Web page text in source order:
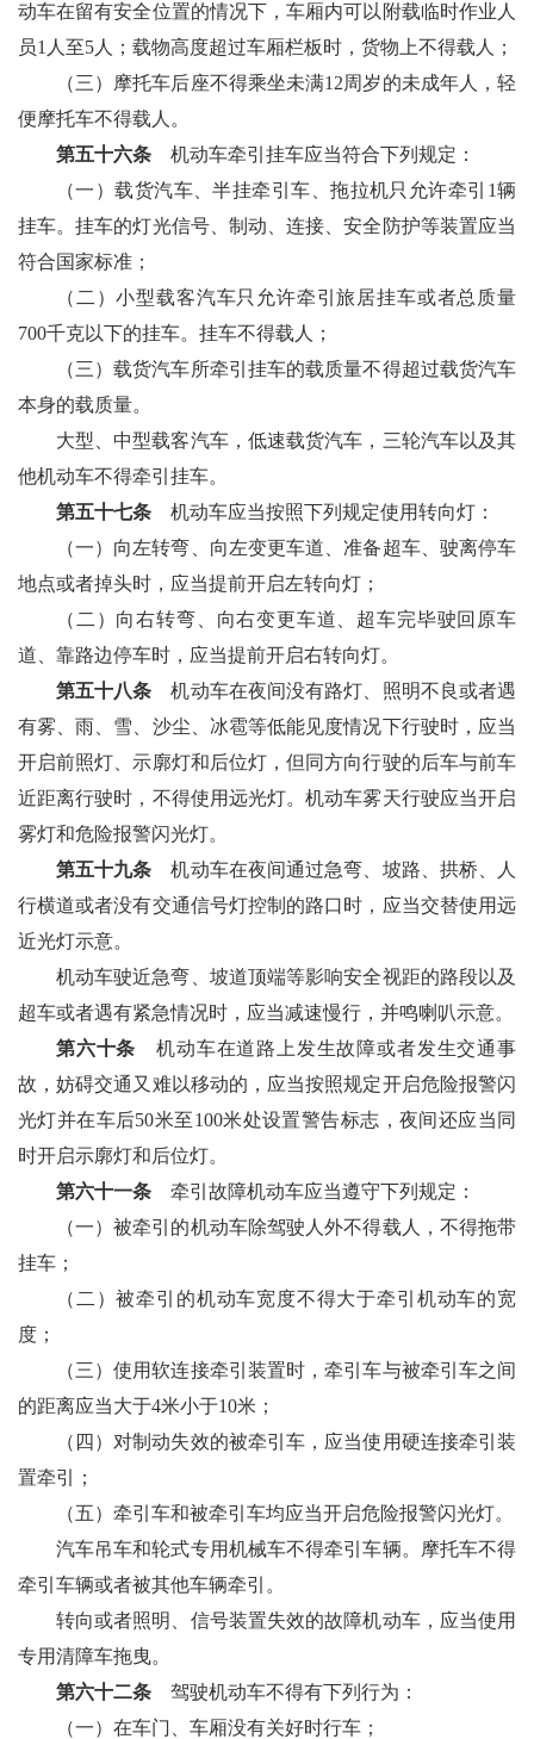
动车在留有安全位置的情况下，车厢内可以附载临时作业人
员1人至5人；载物高度超过车厢栏板时，货物上不得载人；
（三）摩托车后座不得乘坐未满12周岁的未成年人，轻
便摩托车不得载人。
第五十六条机动车牵引挂车应当符合下列规定：
（一）载货汽车、半挂牵引车、拖拉机只允许牵引1辆
挂车。挂车的灯光信号、制动、连接、安全防护等装置应当
符合国家标准；
（二）小型载客汽车只允许牵引旅居挂车或者总质量
700千克以下的挂车。挂车不得载人；
（三）载货汽车所牵引挂车的载质量不得超过载货汽车
本身的载质量。
大型、中型载客汽车，低速载货汽车，三轮汽车以及其
他机动车不得牵引挂车。
第五十七条机动车应当按照下列规定使用转向灯：
（一）向左转弯、向左变更车道、准备超车、驶离停车
地点或者掉头时，应当提前开启左转向灯；
（二）向右转弯、向右变更车道、超车完毕驶回原车
道、靠路边停车时，应当提前开启右转向灯。
第五十八条 机动车在夜间没有路灯、照明不良或者遇
有雾、雨、雪、沙尘、冰雹等低能见度情况下行驶时，应当
开启前照灯、示廓灯和后位灯，但同方向行驶的后车与前车
近距离行驶时，不得使用远光灯。机动车雾天行驶应当开启
雾灯和危险报警闪光灯。
第五十九条 机动车在夜间通过急弯、坡路、拱桥、人
行横道或者没有交通信号灯控制的路口时，应当交替使用远
近光灯示意。
机动车驶近急弯、坡道顶端等影响安全视距的路段以及
超车或者遇有紧急情况时，应当减速慢行，并鸣喇叭示意。
第六十条 机动车在道路上发生故障或者发生交通事
故，妨碍交通又难以移动的，应当按照规定开启危险报警闪
光灯并在车后50米至100米处设置警告标志，夜间还应当同
时开启示廓灯和后位灯。
第六十一条牵引故障机动车应当遵守下列规定：
（一）被牵引的机动车除驾驶人外不得载人，不得拖带
挂车；
（二）被牵引的机动车宽度不得大于牵引机动车的宽
度；
（三）使用软连接牵引装置时，牵引车与被牵引车之间
的距离应当大于4米小于10米；
（四）对制动失效的被牵引车，应当使用硬连接牵引装
置牵引；
（五）牵引车和被牵引车均应当开启危险报警闪光灯。
汽车吊车和轮式专用机械车不得牵引车辆。摩托车不得
牵引车辆或者被其他车辆牵引。
转向或者照明、信号装置失效的故障机动车，应当使用
专用清障车拖曳。
第六十二条驾驶机动车不得有下列行为：
（一）在车门、车厢没有关好时行车；